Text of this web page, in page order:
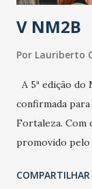
estratificação
V NM2B
Por Lauriberto
A 5ª edição
confirmada
Fortaleza. Com
promovido pelo
e lideranças do
COMPARTILHAR